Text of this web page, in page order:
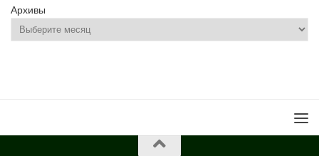
Архивы